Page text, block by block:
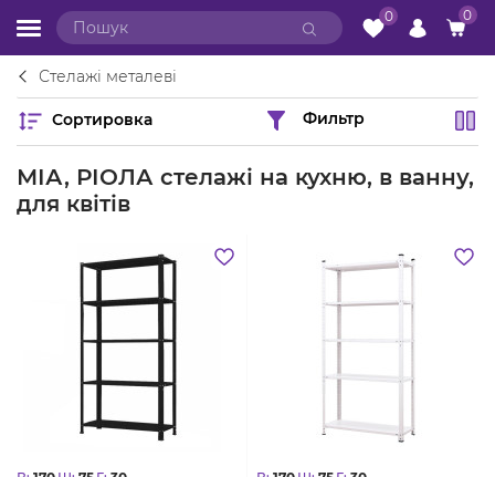
0 0
Стелажі металеві
Сортировка Фильтр
МІА, РІОЛА стелажі на кухню, в ванну,
для квітів